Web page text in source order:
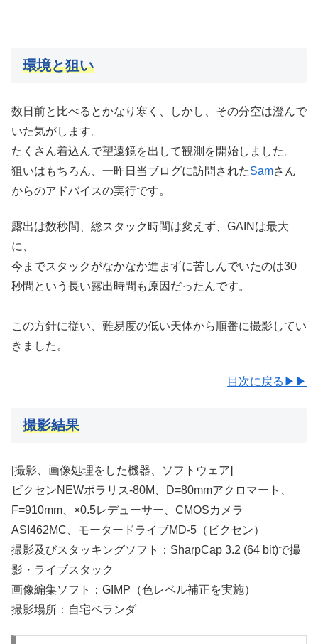
環境と狙い
数日前と比べるとかなり寒く、しかし、その分空は澄んで
いた気がします。
たくさん着込んで望遠鏡を出して観測を開始しました。
狙いはもちろん、一昨日当ブログに訪問されたSamさん
からのアドバイスの実行です。
露出は数秒間、総スタック時間は変えず、GAINは最大
に、
今までスタックがなかなか進まずに苦しんでいたのは30
秒間という長い露出時間も原因だったんです。
この方針に従い、難易度の低い天体から順番に撮影してい
きました。
目次に戻る▶▶
撮影結果
[撮影、画像処理をした機器、ソフトウェア]
ビクセンNEWポラリス-80M、D=80mmアクロマート、
F=910mm、×0.5レデューサー、CMOSカメラ
ASI462MC、モータードライブMD-5（ビクセン）
撮影及びスタッキングソフト：SharpCap 3.2 (64 bit)で撮
影・ライブスタック
画像編集ソフト：GIMP（色レベル補正を実施）
撮影場所：自宅ベランダ